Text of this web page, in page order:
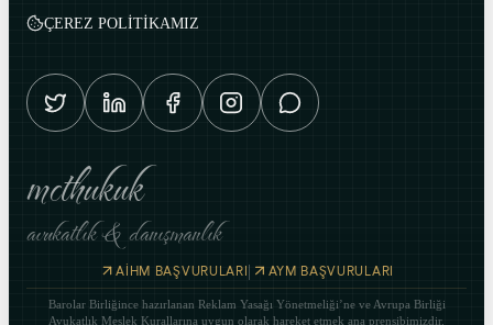
ÇEREZ POLİTİKAMIZ
mcthukuk
avukatlık & danışmanlık
AİHM BAŞVURULARI| AYM BAŞVURULARI
Barolar Birliğince hazırlanan Reklam Yasağı Yönetmeliği’ne ve Avrupa Birliği
Avukatlık Meslek Kurallarına uygun olarak hareket etmek ana prensibimizdir.